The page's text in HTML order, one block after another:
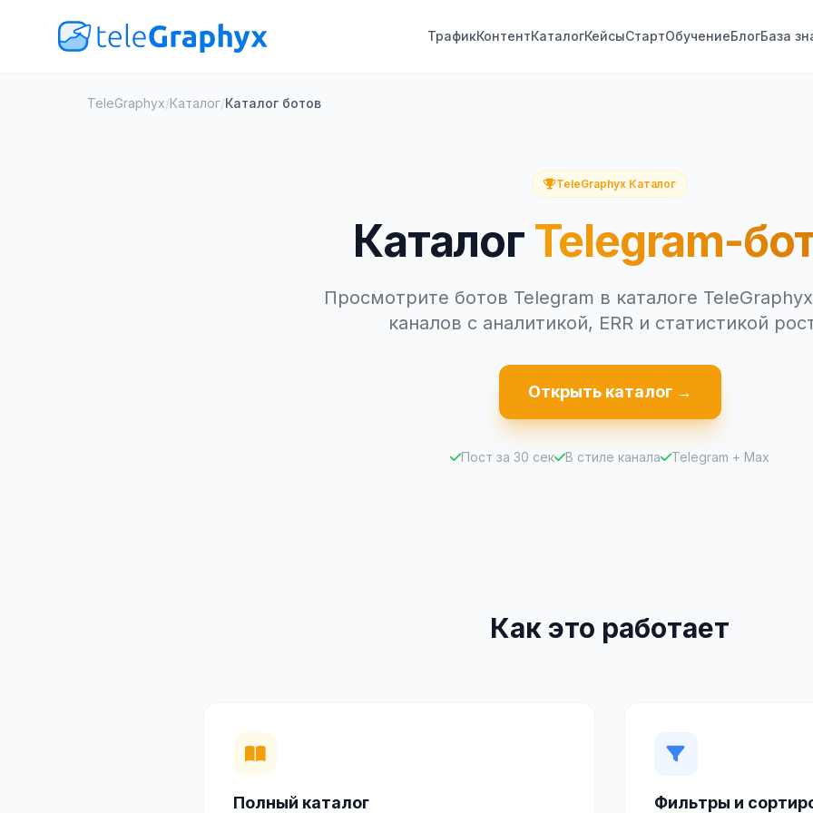
ТрафикКонтентКаталогКейсыСтартОбучениеБлогБаза
TeleGraphyx/Каталог/Каталог ботов
TeleGraphyx Каталог
Каталог Telegram-
Просмотрите ботов Telegram в каталоге
каналов с аналитикой, ERR и статистикой
Открыть каталог →
Пост за 30 сек В стиле канала Telegram + Max
Как это работает
Полный каталог Фильтры и